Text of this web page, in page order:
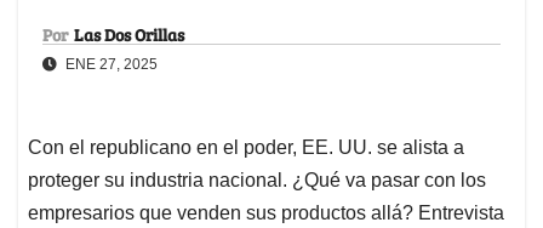
Por Las Dos Orillas
ENE 27, 2025
Con el republicano en el poder, EE. UU. se alista a
proteger su industria nacional. ¿Qué va pasar con los
empresarios que venden sus productos allá? Entrevista